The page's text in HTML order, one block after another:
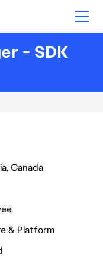
- SDK
Canada
& Platform